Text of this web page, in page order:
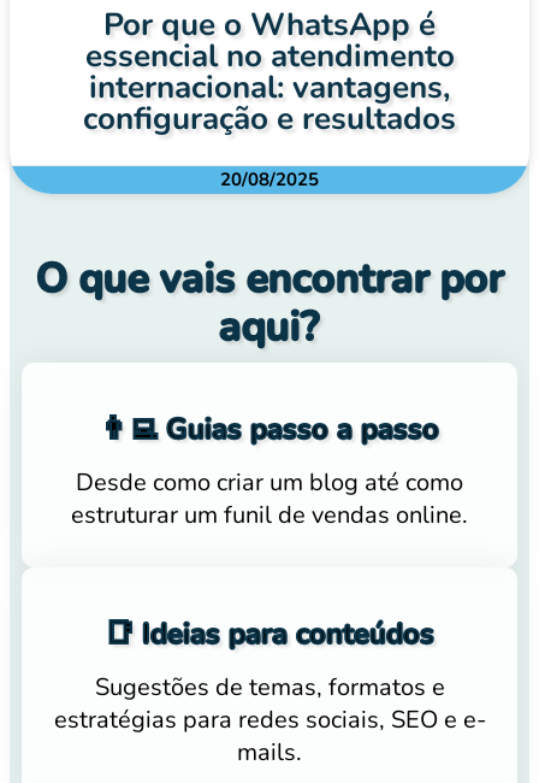
Por que o WhatsApp é
essencial no atendimento
internacional: vantagens,
configuração e resultados
20/08/2025
O que vais encontrar por
aqui?
👨‍💻 Guias passo a passo
Desde como criar um blog até como
estruturar um funil de vendas online.
📑 Ideias para conteúdos
Sugestões de temas, formatos e
estratégias para redes sociais, SEO e e-
mails.